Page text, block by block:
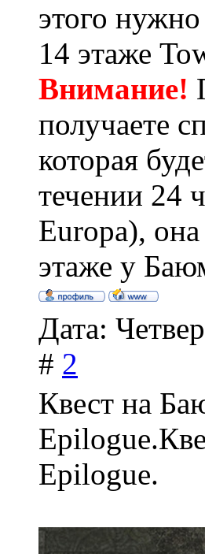
этого
14 этаже
Внимание!
получаете
которая
течении 24
Europa),
этаже у
Дата:
# 2
Квест на
Epilogue.